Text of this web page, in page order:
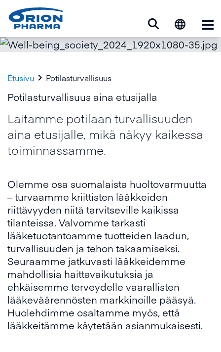
Etusivu  Potilasturvallisuus
Potilasturvallisuus aina etusijalla
Laitamme potilaan turvallisuuden
aina etusijalle, mikä näkyy kaikessa
toiminnassamme.
Olemme osa suomalaista huoltovarmuutta
– turvaamme kriittisten lääkkeiden
riittävyyden niitä tarvitseville kaikissa
tilanteissa. Valvomme tarkasti
lääketuotantoamme tuotteiden laadun,
turvallisuuden ja tehon takaamiseksi.
Seuraamme jatkuvasti lääkkeidemme
mahdollisia haittavaikutuksia ja
ehkäisemme terveydelle vaarallisten
lääkeväärennösten markkinoille pääsyä.
Huolehdimme osaltamme myös, että
lääkkeitämme käytetään asianmukaisesti.